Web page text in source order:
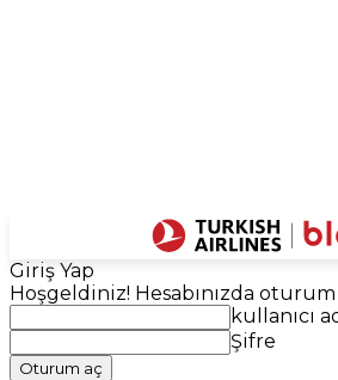
Giriş Yap
Hoşgeldiniz! Hesabınızda oturum
kullanıcı
Şifre